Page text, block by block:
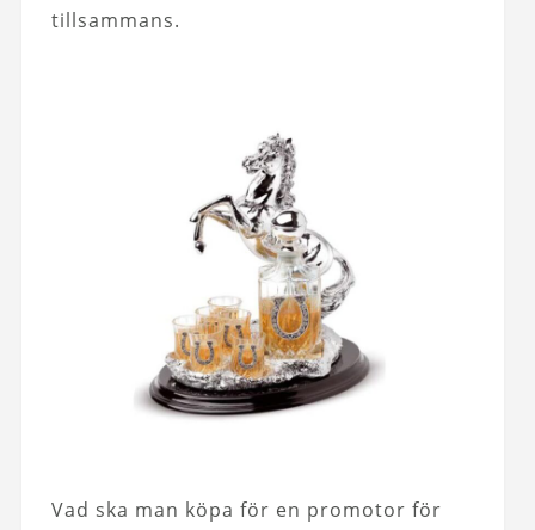
tillsammans.
Vad ska man köpa för en promotor för